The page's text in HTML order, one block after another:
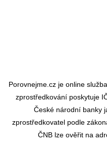
Porovnejme.cz je online
zprostředkování poskytuje
České národní banky
zprostředkovatel podle
ČNB lze ověřit na